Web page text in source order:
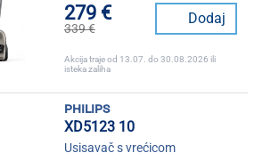
279 €
339 €
Dodaj
Akcija traje od 13.07. do 30.08.2026 ili
isteka zaliha
philips
XD5123 10
Usisavač s vrećicom